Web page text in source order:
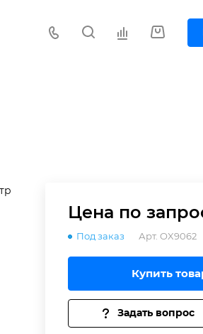
Цена по запр
Под заказ Арт. OX9062
Купить
Задать вопрос